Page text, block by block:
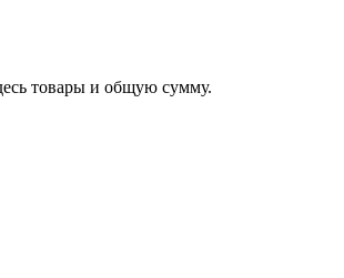
товары и общую сумму.